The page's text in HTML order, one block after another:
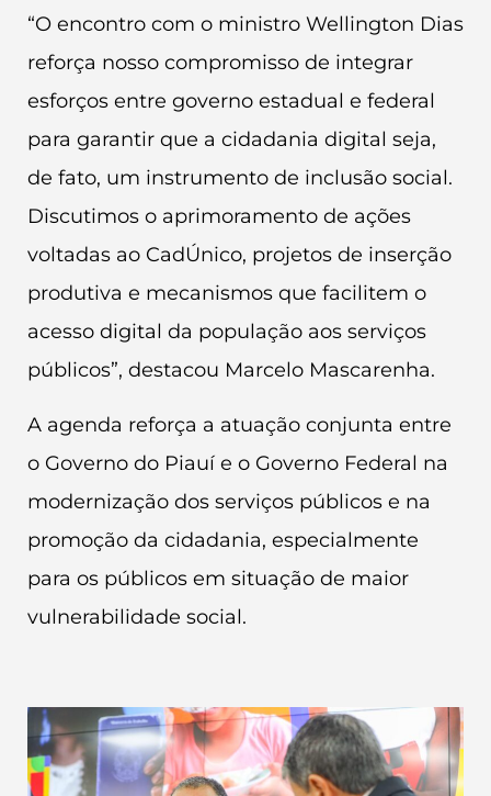
“O encontro com o ministro Wellington Dias
reforça nosso compromisso de integrar
esforços entre governo estadual e federal
para garantir que a cidadania digital seja,
de fato, um instrumento de inclusão social.
Discutimos o aprimoramento de ações
voltadas ao CadÚnico, projetos de inserção
produtiva e mecanismos que facilitem o
acesso digital da população aos serviços
públicos”, destacou Marcelo Mascarenha.
A agenda reforça a atuação conjunta entre
o Governo do Piauí e o Governo Federal na
modernização dos serviços públicos e na
promoção da cidadania, especialmente
para os públicos em situação de maior
vulnerabilidade social.